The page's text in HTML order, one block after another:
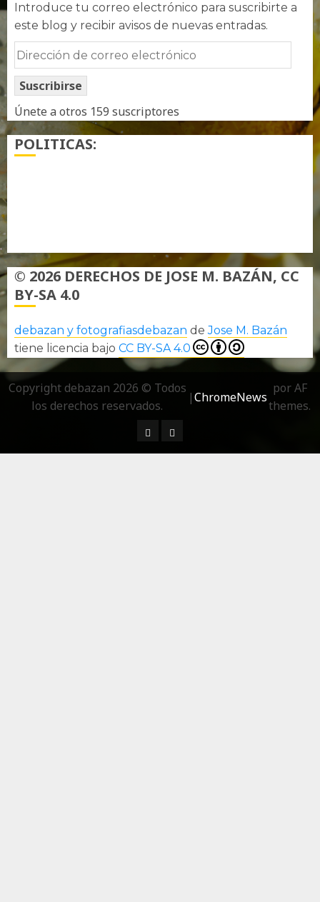
Introduce tu correo electrónico para suscribirte a
este blog y recibir avisos de nuevas entradas.
Dirección
de
correo
electrónico
Suscribirse
Únete a otros 159 suscriptores
POLITICAS:
© 2026 DERECHOS DE JOSE M. BAZÁN, CC
BY-SA 4.0
debazan y fotografiasdebazan deJose M. Bazán
tiene licencia bajo CC BY-SA 4.0
Copyright debazan 2026 © Todos
los derechos reservados.
|ChromeNews
por AF
themes.
¿ Quién soy…?
Más información sobre las